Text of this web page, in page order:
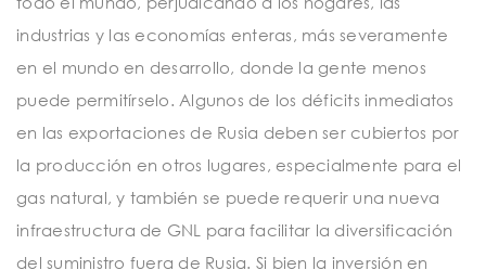
industrias y las economías enteras, más severamente
en el mundo en desarrollo, donde la gente menos
puede permitírselo. Algunos de los déficits inmediatos
en las exportaciones de Rusia deben ser cubiertos por
la producción en otros lugares, especialmente para el
gas natural, y también se puede requerir una nueva
infraestructura de GNL para facilitar la diversificación
del suministro fuera de Rusia. Si bien la inversión en